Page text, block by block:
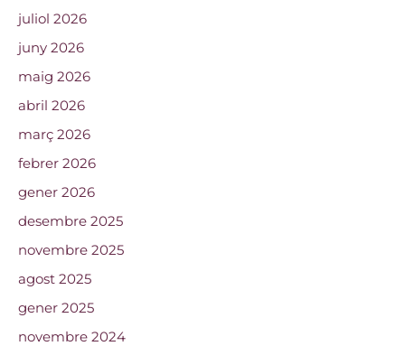
juliol 2026
juny 2026
maig 2026
abril 2026
març 2026
febrer 2026
gener 2026
desembre 2025
novembre 2025
agost 2025
gener 2025
novembre 2024